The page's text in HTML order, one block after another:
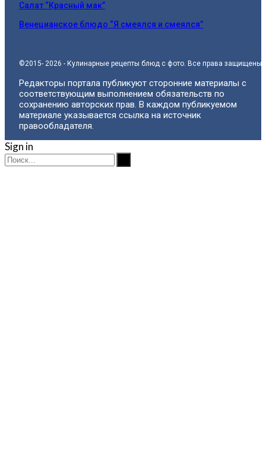
Салат “Красный мак”
Венецианское блюдо “Я смеялся и смеялся”
©2015- 2026 - Кулинарные рецепты блюд с фото. Все права защищены.
Редакторы портала публикуют сторонние материалы с
соответствующим выполнением обязательств по
сохранению авторских прав. В каждом публикуемом
материале указывается ссылка на источник
правообладателя.
Sign in